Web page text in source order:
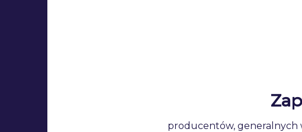
producentów, generalnych